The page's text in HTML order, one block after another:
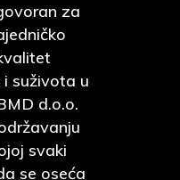
za
suživota u
d.o.o.
svaki
se oseća